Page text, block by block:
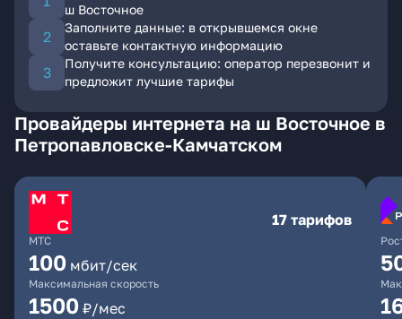
ш Восточное
Заполните данные: в открывшемся окне
оставьте контактную информацию
Получите консультацию: оператор перезвонит и
предложит лучшие тарифы
Провайдеры интернета на ш Восточное в
Петропавловске-Камчатском
МТС
17 тарифов
100 мбит/сек
Максимальная скорость
1500 ₽/мес